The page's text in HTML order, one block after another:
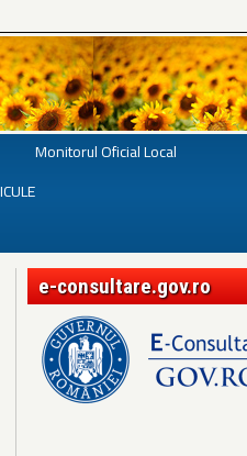
Monitorul Oficial Local
e-consultare.gov.ro